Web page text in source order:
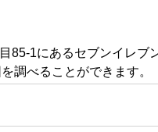
85-1にあるセブンイレ
調べることができます。